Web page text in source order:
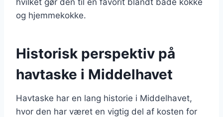
og hjemmekokke.
Historisk perspektiv på
havtaske i Middelhavet
Havtaske har en lang historie i Middelhavet,
hvor den har været en vigtig del af kosten for